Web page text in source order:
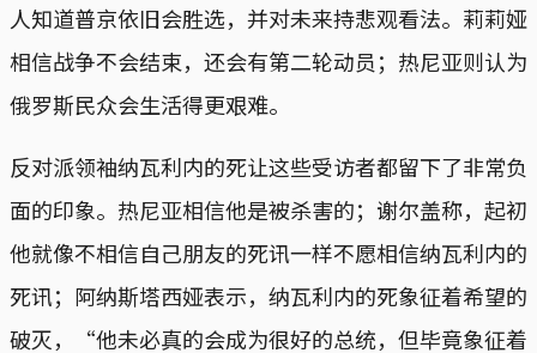
人知道普京依旧会胜选，并对未来持悲观看法。莉莉娅
相信战争不会结束，还会有第二轮动员；热尼亚则认为
俄罗斯民众会生活得更艰难。
反对派领袖纳瓦利内的死让这些受访者都留下了非常负
面的印象。热尼亚相信他是被杀害的；谢尔盖称，起初
他就像不相信自己朋友的死讯一样不愿相信纳瓦利内的
死讯；阿纳斯塔西娅表示，纳瓦利内的死象征着希望的
破灭，“他未必真的会成为很好的总统，但毕竟象征着